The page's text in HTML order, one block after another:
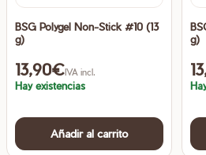
BSG Polygel Non-Stick #10 (13
g)
13,90€IVA incl.
Hay existencias
Añadir al carrito
g)